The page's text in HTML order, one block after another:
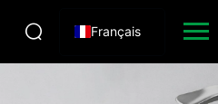
Français